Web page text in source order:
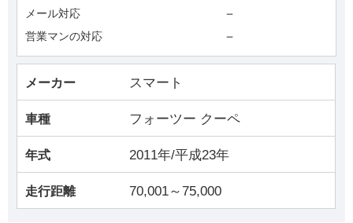
メール対応 －
営業マンの対応 －
メーカー スマート
車種 フォーツー クーペ
年式 2011年/平成23年
走行距離 70,001～75,000